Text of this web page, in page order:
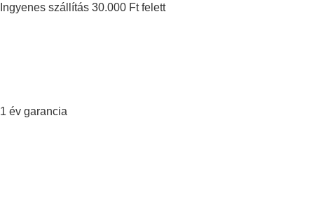
Ingyenes szállítás 30.000 Ft felett
1 év garancia